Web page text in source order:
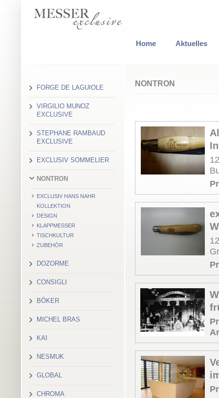
Home Aktuelles
NONTRON
FORGE DE LAGUIOLE
VIRGILIO MUNOZ
EXCLUSIVE
STEPHANE RAMBAUD
EXCLUSIVE
EXCLUSIV SOMMELIER
NONTRON
EXCLUSIV HANS NAHR
KOLLEKTION
DESIGN
KLAPPMESSER
TISCHKULTUR
ZUBEHÖR
DOZORME
CONSIGLI
BÖKER
MICHEL BRAS
KAI
NESMUK
GLOBAL
CHROMA